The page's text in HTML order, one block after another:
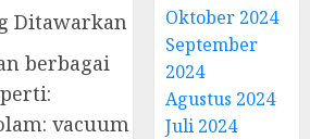
Ditawarkan
berbagai
vacuum
Oktober 2024
September
2024
Agustus 2024
Juli 2024